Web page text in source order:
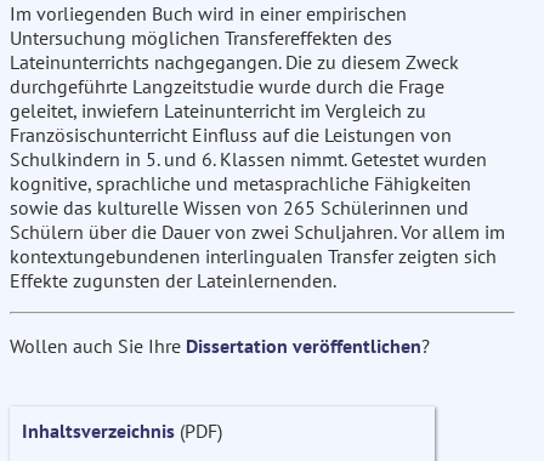
Im vorliegenden Buch wird in einer empirischen
Untersuchung möglichen Transfereffekten des
Lateinunterrichts nachgegangen. Die zu diesem Zweck
durchgeführte Langzeitstudie wurde durch die Frage
geleitet, inwiefern Lateinunterricht im Vergleich zu
Französischunterricht Einfluss auf die Leistungen von
Schulkindern in 5. und 6. Klassen nimmt. Getestet wurden
kognitive, sprachliche und metasprachliche Fähigkeiten
sowie das kulturelle Wissen von 265 Schülerinnen und
Schülern über die Dauer von zwei Schuljahren. Vor allem im
kontextungebundenen interlingualen Transfer zeigten sich
Effekte zugunsten der Lateinlernenden.
Wollen auch Sie Ihre Dissertation veröffentlichen?
Inhaltsverzeichnis (PDF)